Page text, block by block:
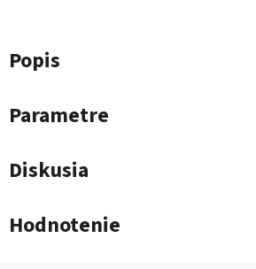
Popis
Parametre
Diskusia
Hodnotenie